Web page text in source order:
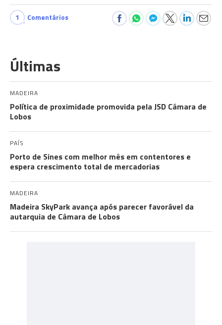
1 Comentários
Últimas
MADEIRA
Política de proximidade promovida pela JSD Câmara de
Lobos
PAÍS
Porto de Sines com melhor mês em contentores e
espera crescimento total de mercadorias
MADEIRA
Madeira SkyPark avança após parecer favorável da
autarquia de Câmara de Lobos